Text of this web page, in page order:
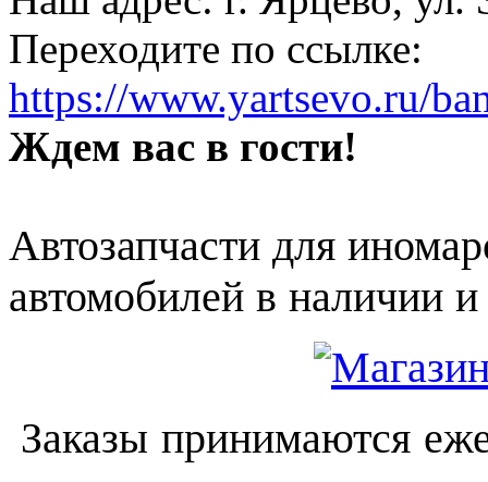
Переходите по ссылке:
https://www.yartsevo.ru/
Ждем вас в гости!
Автозапчасти для
автомобилей в наличии и
Заказы принимаются